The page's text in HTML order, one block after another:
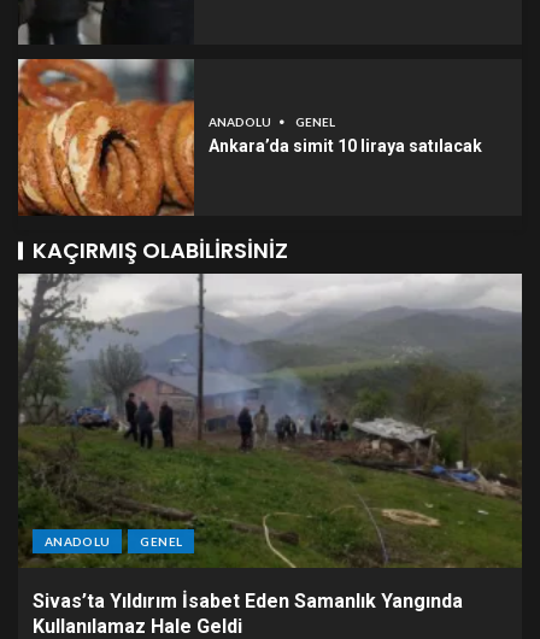
ANADOLU GENEL
Ankara’da simit 10 liraya satılacak
KAÇIRMIŞ OLABILIRSINIZ
ANADOLU GENEL
Sivas’ta Yıldırım İsabet Eden Samanlık Yangında
Kullanılamaz Hale Geldi